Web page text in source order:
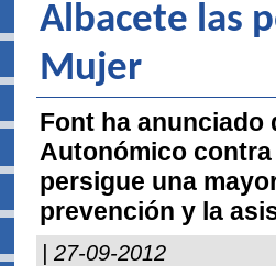
Albacete las
Mujer
Font ha anunciado
Autonómico contra
persigue una
prevención y la
| 27-09-2012